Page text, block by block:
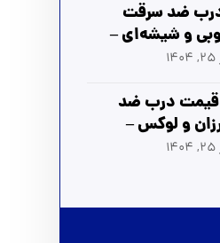
ضد سرقت
و شیشه‌ای –
بهترین
قیمت درب ضد
و لوکس –
برای شما